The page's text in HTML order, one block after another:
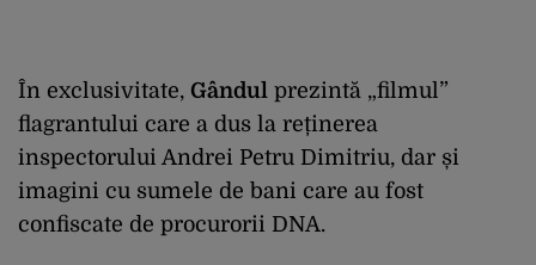
În exclusivitate, Gândul prezintă „filmul”
flagrantului care a dus la reținerea
inspectorului Andrei Petru Dimitriu, dar și
imagini cu sumele de bani care au fost
confiscate de procurorii DNA.